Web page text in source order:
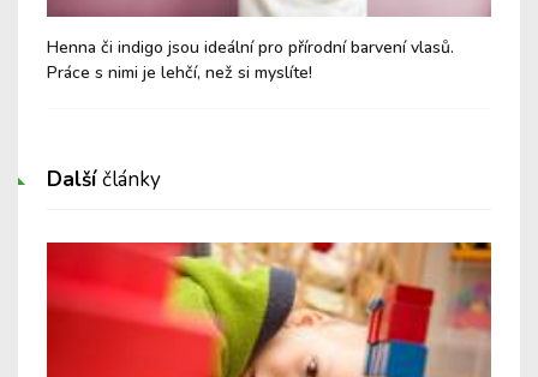
Henna či indigo jsou ideální pro přírodní barvení vlasů.
Práce s nimi je lehčí, než si myslíte!
Dalšíčlánky